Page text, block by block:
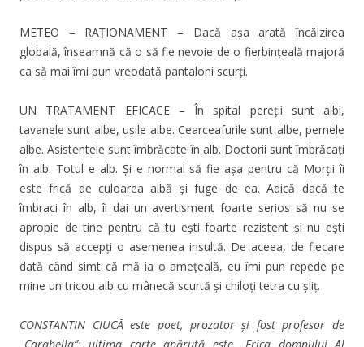
METEO – RAȚIONAMENT – Dacă așa arată încălzirea
globală, înseamnă că o să fie nevoie de o fierbințeală majoră
ca să mai îmi pun vreodată pantaloni scurți.
UN TRATAMENT EFICACE – În spital pereții sunt albi,
tavanele sunt albe, uşile albe. Cearceafurile sunt albe, pernele
albe. Asistentele sunt îmbrăcate în alb. Doctorii sunt îmbrăcați
în alb. Totul e alb. Și e normal să fie așa pentru că Morții îi
este frică de culoarea albă şi fuge de ea. Adică dacă te
îmbraci în alb, îi dai un avertisment foarte serios să nu se
apropie de tine pentru că tu ești foarte rezistent şi nu ești
dispus să accepți o asemenea insultă. De aceea, de fiecare
dată când simt că mă ia o amețeală, eu îmi pun repede pe
mine un tricou alb cu mânecă scurtă și chiloți tetra cu șliț.
CONSTANTIN CIUCĂ este poet, prozator și fost profesor de